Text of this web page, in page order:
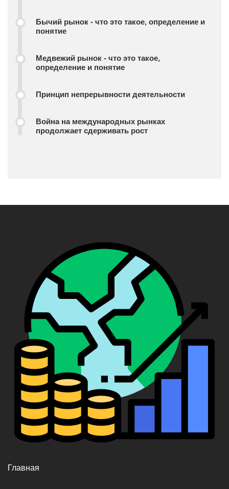
Бычий рынок - что это такое, определение и
понятие
Медвежий рынок - что это такое,
определение и понятие
Принцип непрерывности деятельности
Война на международных рынках
продолжает сдерживать рост
Главная